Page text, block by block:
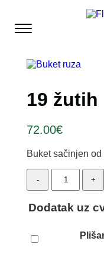
19 žutih
72.00€
Buket sačinjen
-
žutih
quantity
+
Dodatak uz